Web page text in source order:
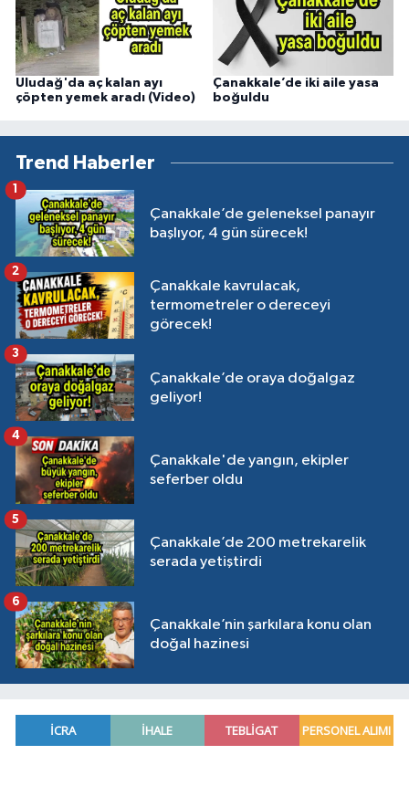
Uludağ'da aç kalan ayı
çöpten yemek aradı (Video)
Çanakkale’de iki aile yasa
boğuldu
Trend Haberler
Çanakkale’de geleneksel panayır
başlıyor, 4 gün sürecek!
Çanakkale kavrulacak,
termometreler o dereceyi
görecek!
2
Çanakkale’de oraya doğalgaz
geliyor!
3
Çanakkale'de yangın, ekipler
seferber oldu
4
Çanakkale’de 200 metrekarelik
serada yetiştirdi
5
Çanakkale’nin şarkılara konu olan
doğal hazinesi
6